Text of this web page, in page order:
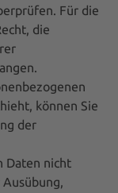
Für die
die
können Sie
der
Daten nicht